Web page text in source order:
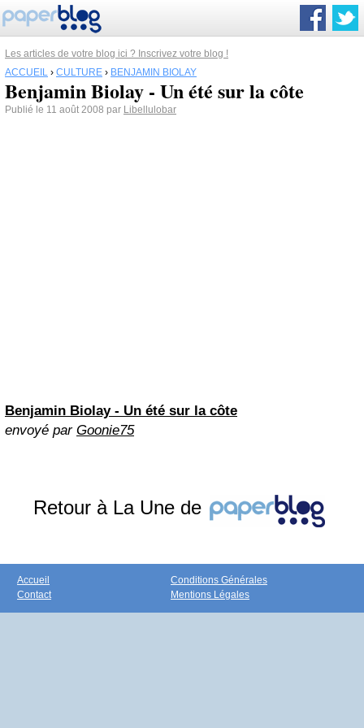
Les articles de votre blog ici ? Inscrivez votre blog !
ACCUEIL › CULTURE › BENJAMIN BIOLAY
Benjamin Biolay - Un été sur la côte
Publié le 11 août 2008 par Libellulobar
Benjamin Biolay- Un été sur la côte
envoyé par Goonie75
Retour à La Une de
Accueil
Contact
Conditions Générales
Mentions Légales